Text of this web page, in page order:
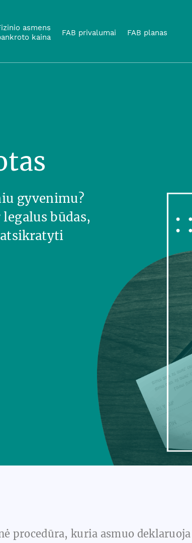
asmens
kaina
FAB privalumai FAB planas
gyvenimu?
būdas,
atsikratyti
procedūra, kuria asmuo